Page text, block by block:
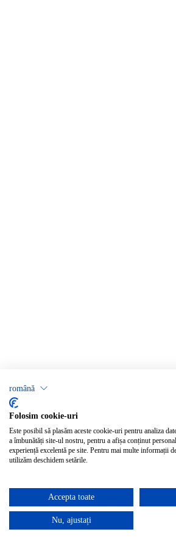
română
Folosim cookie-uri
Este posibil să plasăm aceste cookie-uri pentru analiza
a îmbunătăți site-ul nostru, pentru a afișa conținut
experiență excelentă pe site. Pentru mai multe informații
utilizăm deschidem setările.
Accepta toate
Nu, ajustați